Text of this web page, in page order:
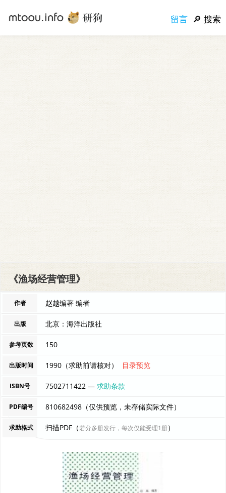
留言 搜索
《渔场经营管理》
作者 赵越编著 编者
出版 北京：海洋出版社
参考页数 150
出版时间 1990（求助前请核对） 目录预览
ISBN号 7502711422 —求助条款
PDF编号 810682498（仅供预览，未存储实际文件）
求助格式 扫描PDF（若分多册发行，每次仅能受理1册）